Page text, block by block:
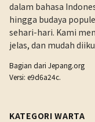
dalam bahasa
hingga budaya
sehari-hari. Kami
jelas, dan mudah
Bagian dari Jepang.org
Versi: e9d6a24c.
KATEGORI WARTA